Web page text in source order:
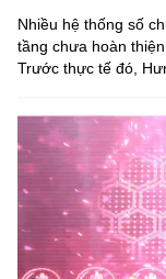
Nhiều hệ thống số
tầng chưa hoàn
Trước thực tế đó,